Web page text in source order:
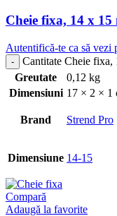
Cheie fixa, 14 x
Autentifică-te ca să vezi
Cantitate Cheie fixa,
Greutate
0,12 kg
Dimensiuni 17 × 2 × 1
Brand Strend Pro
Dimensiune 14-15
Compară
Adaugă la favorite